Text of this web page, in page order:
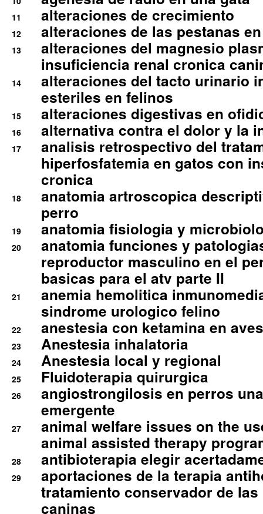
11 alteraciones de crecimiento
12 alteraciones de las pestanas
13
alteraciones del magnesio
insuficiencia renal cronica
14
alteraciones del tacto urinario
esteriles en felinos
15 alteraciones digestivas en
16 alternativa contra el dolor y la
17
analisis retrospectivo del
hiperfosfatemia en gatos con
cronica
18
anatomia artroscopica
perro
19 anatomia fisiologia y
20
anatomia funciones y
reproductor masculino en el
basicas para el atv parte II
21
anemia hemolitica
sindrome urologico felino
22 anestesia con ketamina en
23 Anestesia inhalatoria
24 Anestesia local y regional
25 Fluidoterapia quirurgica
26
angiostrongilosis en perros
emergente
27
animal welfare issues on the
animal assisted therapy
28 antibioterapia elegir
29
aportaciones de la terapia
tratamiento conservador de
caninas